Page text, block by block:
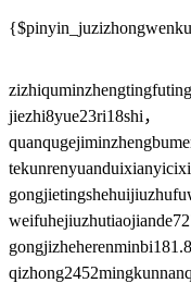
jiezhi8yue23ri18shi，